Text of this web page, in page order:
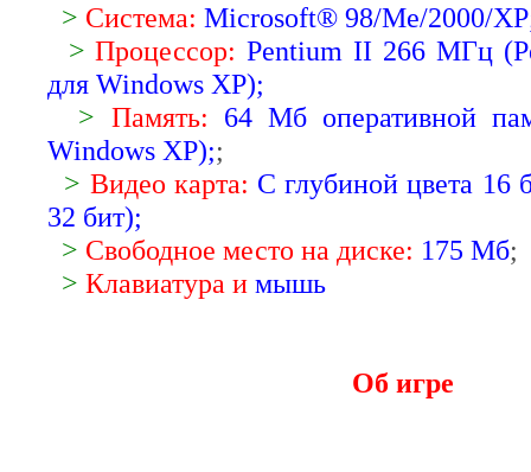
> Система: Microsoft® 98/Me/2000/
> Процессор: Pentium II 266 МГц
для Windows XP);
> Память:
64 Мб оперативной
Windows XP);;
> Видео карта: С глубиной цвета 16
32 бит);
> Свободное место на диске: 175 Мб;
> Клавиатура и мышь
Об игре